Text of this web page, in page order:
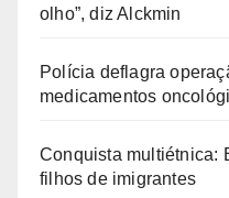
olho”, diz Alckmin
Polícia deflagra
medicamentos
Conquista multiétnica:
filhos de imigrantes